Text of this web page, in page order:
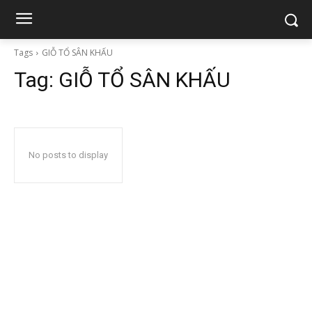
Tags GIỖ TỔ SÂN KHẤU
Tag: GIỖ TỔ SÂN KHẤU
No posts to display